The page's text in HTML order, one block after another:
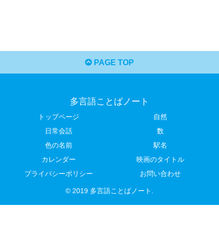
PAGE TOP
多言語ことばノート
トップページ
自然
日常会話
数
色の名前
駅名
カレンダー
映画のタイトル
プライバシーポリシー
お問い合わせ
© 2019 多言語ことばノート.